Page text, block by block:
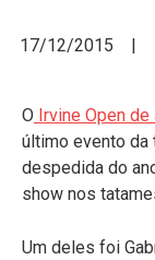
17/12/2015 |
O Irvine Open
último evento da
despedida do
show nos
Um deles foi